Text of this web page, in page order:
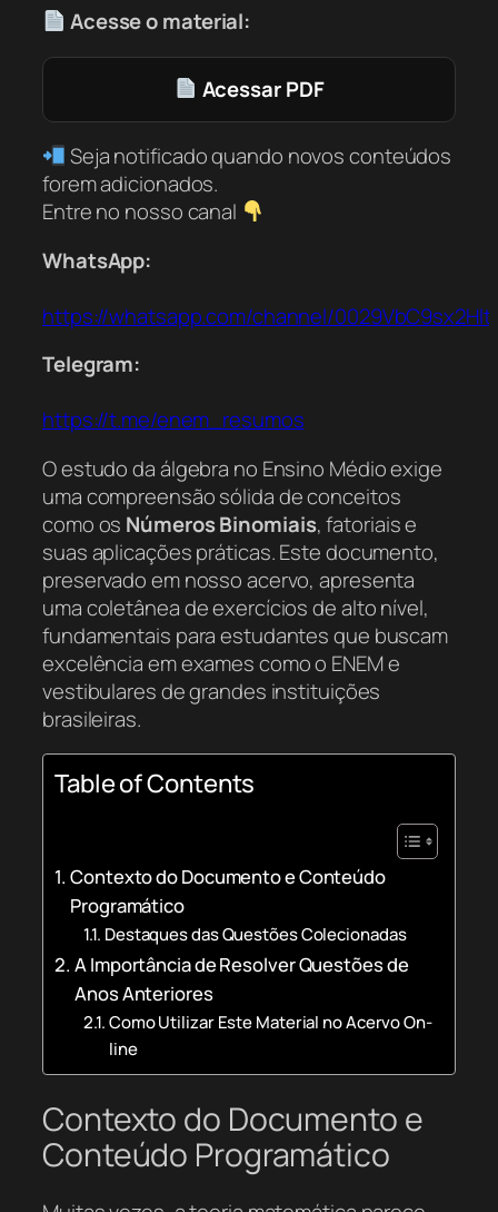
Acesse o material:
Acessar PDF
Seja notificado quando novos conteúdos
forem adicionados.
Entre no nosso canal
WhatsApp:
https://whatsapp.com/channel/
Telegram:
https://t.me/enem_resumos
O estudo da álgebra no Ensino Médio exige
uma compreensão sólida de conceitos
como os Números Binomiais, fatoriais e
suas aplicações práticas. Este documento,
preservado em nosso acervo, apresenta
uma coletânea de exercícios de alto nível,
fundamentais para estudantes que buscam
excelência em exames como o ENEM e
vestibulares de grandes instituições
brasileiras.
Table of Contents
Contexto do Documento e Conteúdo
Programático
Destaques das Questões Colecionadas
A Importância de Resolver Questões de
Anos Anteriores
Como Utilizar Este Material no Acervo On-
line
Contexto do Documento e
Conteúdo Programático